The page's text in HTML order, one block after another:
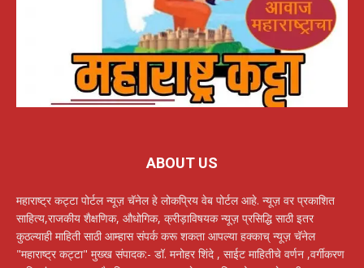
ABOUT US
महाराष्ट्र कट्टा पोर्टल न्यूज़ चॅनेल हे लोकप्रिय वेब पोर्टल आहे. न्यूज़ वर प्रकाशित
साहित्य,राजकीय शैक्षणिक, औधोगिक, क्रीड़ाविषयक न्यूज़ प्रसिद्धि साठी इतर
कुठल्याही माहिती साठी आम्हास संपर्क करू शकता आपल्या हक्काच् न्यूज़ चॅनेल
"महाराष्ट्र कट्टा" मुख्ख संपादक:- डॉ. मनोहर शिंदे , साईट माहितीचे वर्णन ,वर्गीकरण